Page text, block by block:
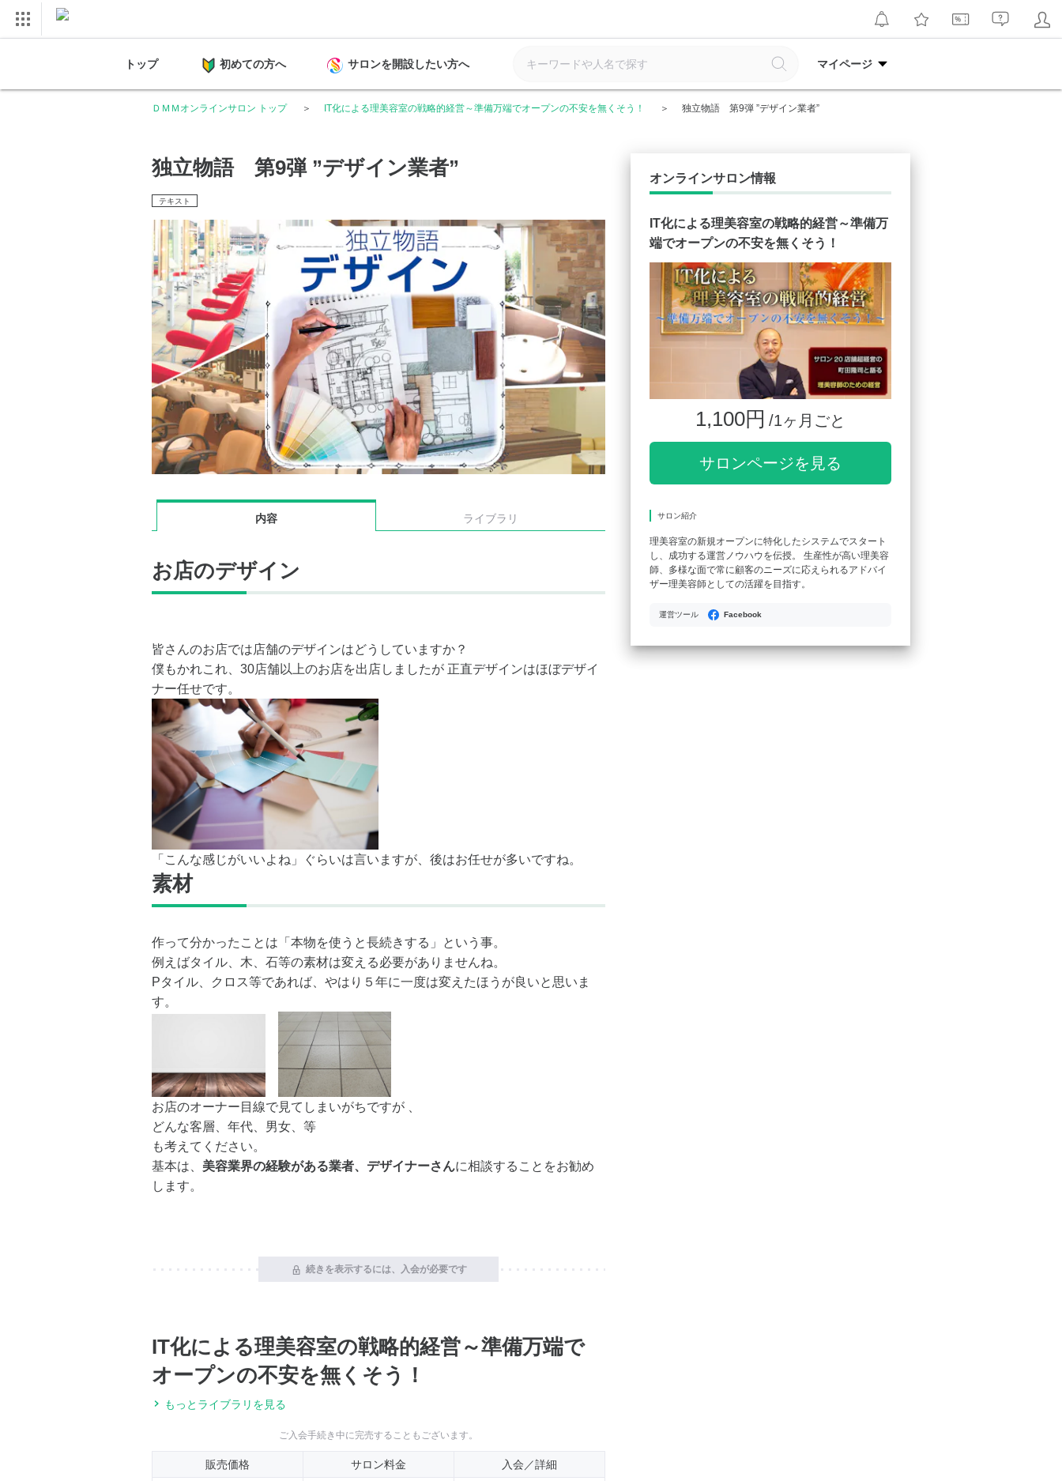
トップ 初めての方へ サロンを開設したい方へ マイページ
ＤＭＭオンラインサロン トップ IT化による理美容室の戦略的経営～準備万端でオープンの不安を無くそう！ 独立物語 第9弾 ”デザイン業者”
独立物語 第9弾 ”デザイン業者”
テキスト
内容 ライブラリ
お店のデザイン
皆さんのお店では店舗のデザインはどうしていますか？
僕もかれこれ、30店舗以上のお店を出店しましたが 正直デザインはほぼデザイ
ナー任せです。
「こんな感じがいいよね」ぐらいは言いますが、後はお任せが多いですね。
素材
作って分かったことは「本物を使うと長続きする」という事。
例えばタイル、木、石等の素材は変える必要がありませんね。
Pタイル、クロス等であれば、やはり５年に一度は変えたほうが良いと思いま
す。
お店のオーナー目線で見てしまいがちですが 、
どんな客層、年代、男女、等
も考えてください。
基本は、 美容業界の経験がある業者、デザイナーさんに相談することをお勧め
します。
続きを表示するには、入会が必要です
IT化による理美容室の戦略的経営～準備万端で
オープンの不安を無くそう！
もっとライブラリを見る
ご入会手続き中に完売することもございます。
販売価格 サロン料金 入会／詳細
オンラインサロン情報
IT化による理美容室の戦略的経営～準備万
端でオープンの不安を無くそう！
1,100円 /1ヶ月ごと
サロンページを見る
サロン紹介
理美容室の新規オープンに特化したシステムでスタート
し、成功する運営ノウハウを伝授。 生産性が高い理美容
師、多様な面で常に顧客のニーズに応えられるアドバイ
ザー理美容師としての活躍を目指す。
運営ツール Facebook